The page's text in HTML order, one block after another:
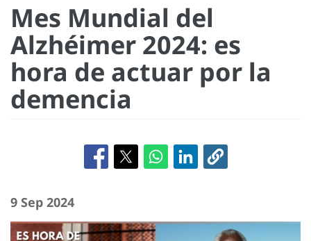
Mes Mundial del
Alzhéimer 2024: es
hora de actuar por la
demencia
9 Sep 2024